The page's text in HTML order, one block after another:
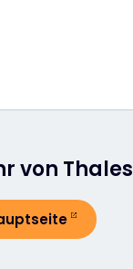
von Thales